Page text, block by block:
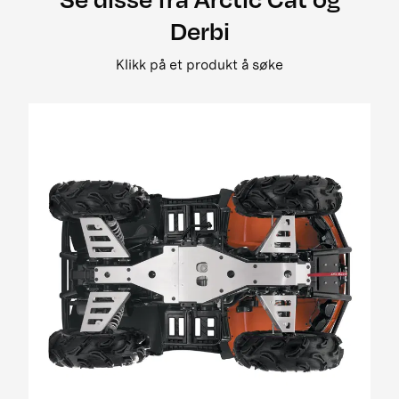
2008 650 3in1 pm street legal my i
2008 650 h1 street legal 0bc69
MY08-MY10 01[1]
2009 400 2x4 og 4x4 EFT
2009 500 TRV EFT PM Street Legal MY09
2009 650 H1 EFT PM T3
2009 700 H1 EFI Cruiser EFT PM Street Legal
MY09
2009 700 H1 EFI EFT Panther EFT PM MY09
2009 700 H1 EFI TRV EFT PM Street Legal MY09
01
Derbi
Klikk på et produkt å søke